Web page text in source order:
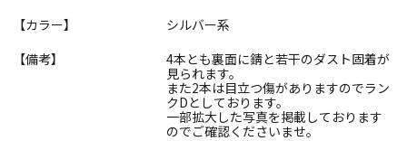
【カラー】
シルバー系
【備考】
4本とも裏面に錆と若干のダスト固着が
見られます。
また2本は目立つ傷がありますのでラン
クDとしております。
一部拡大した写真を掲載しております
のでご確認くださいませ。